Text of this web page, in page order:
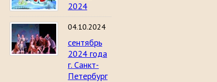
2024
04.10.2024
сентябрь
2024 года
г. Санкт-
Петербург